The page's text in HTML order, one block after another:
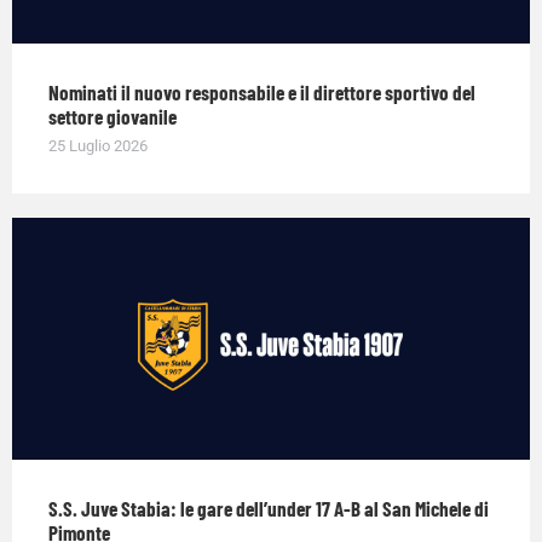
Nominati il nuovo responsabile e il direttore sportivo del
settore giovanile
25 Luglio 2026
S.S. Juve Stabia: le gare dell’under 17 A-B al San Michele di
Pimonte